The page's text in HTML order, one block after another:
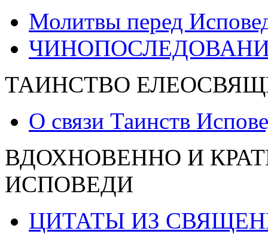
Молитвы перед
ТАИНСТВО
О связи Таинств
ВДОХНОВЕННО И
ИСПОВЕДИ
ЦИТАТЫ ИЗ